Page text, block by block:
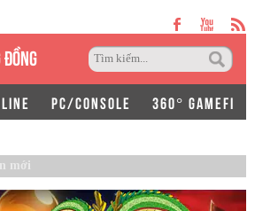
ĐỒNG
PC/CONSOLE 360° GAMEFI
mới